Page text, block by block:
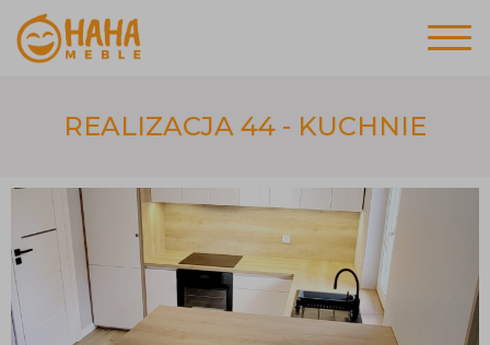
REALIZACJA 44 - KUCHNIE